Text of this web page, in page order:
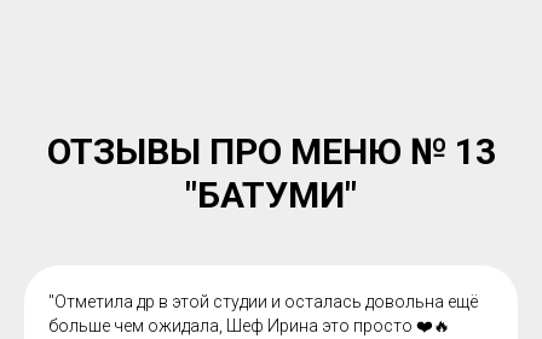
ОТЗЫВЫ ПРО МЕНЮ № 13
"БАТУМИ"
"Отметила др в этой студии и осталась довольна ещё
больше чем ожидала, Шеф Ирина это просто ❤️🔥